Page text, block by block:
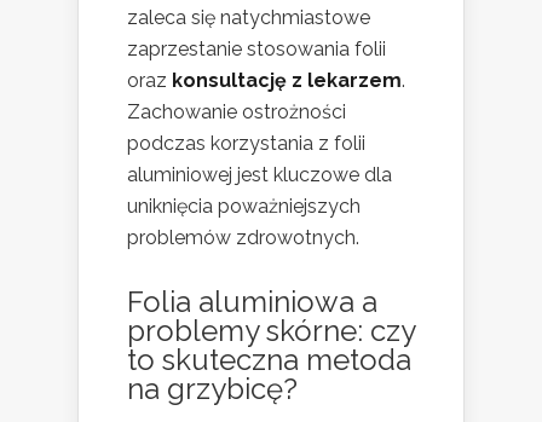
zaleca się natychmiastowe
zaprzestanie stosowania folii
oraz konsultację z lekarzem.
Zachowanie ostrożności
podczas korzystania z folii
aluminiowej jest kluczowe dla
uniknięcia poważniejszych
problemów zdrowotnych.
Folia aluminiowa a
problemy skórne: czy
to skuteczna metoda
na grzybicę?